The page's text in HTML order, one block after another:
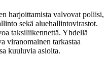
harjoittamista valvovat poliisi,
sekä aluehallintovirastot.
taksiliikennettä. Yhdellä
viranomainen tarkastaa
kuuluvia asioita.